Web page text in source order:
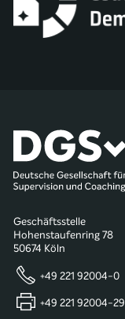
Geschäftsstelle
Hohenstaufenring 78
50674 Köln
+49 221 92004-0
+49 221 92004-29